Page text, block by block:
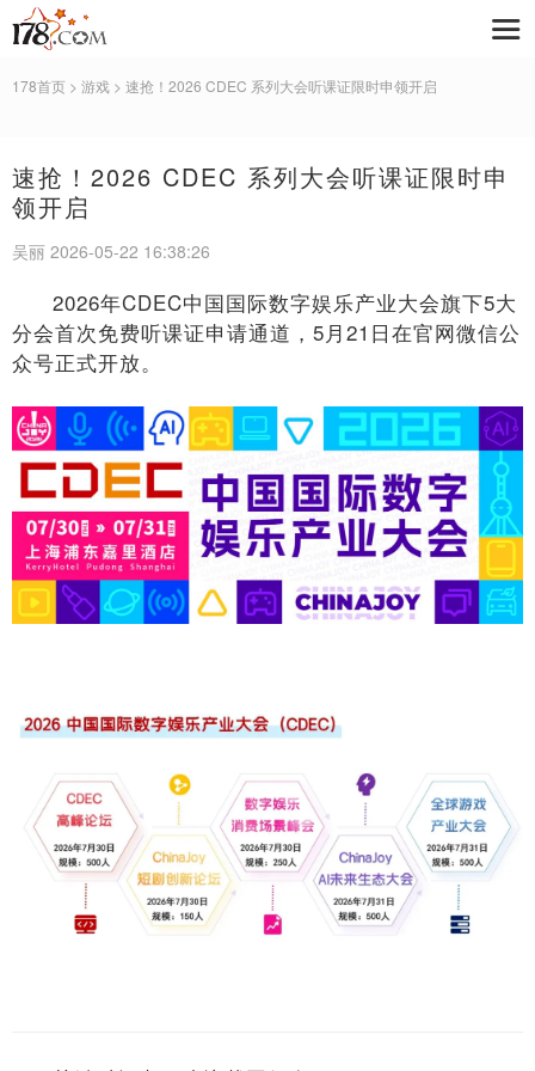
178首页 > 游戏 > 速抢！2026 CDEC 系列大会听课证限时申领开启
速抢！2026 CDEC 系列大会听课证限时申
领开启
吴丽 2026-05-22 16:38:26
2026年CDEC中国国际数字娱乐产业大会旗下5大
分会首次免费听课证申请通道，5月21日在官网微信公
众号正式开放。